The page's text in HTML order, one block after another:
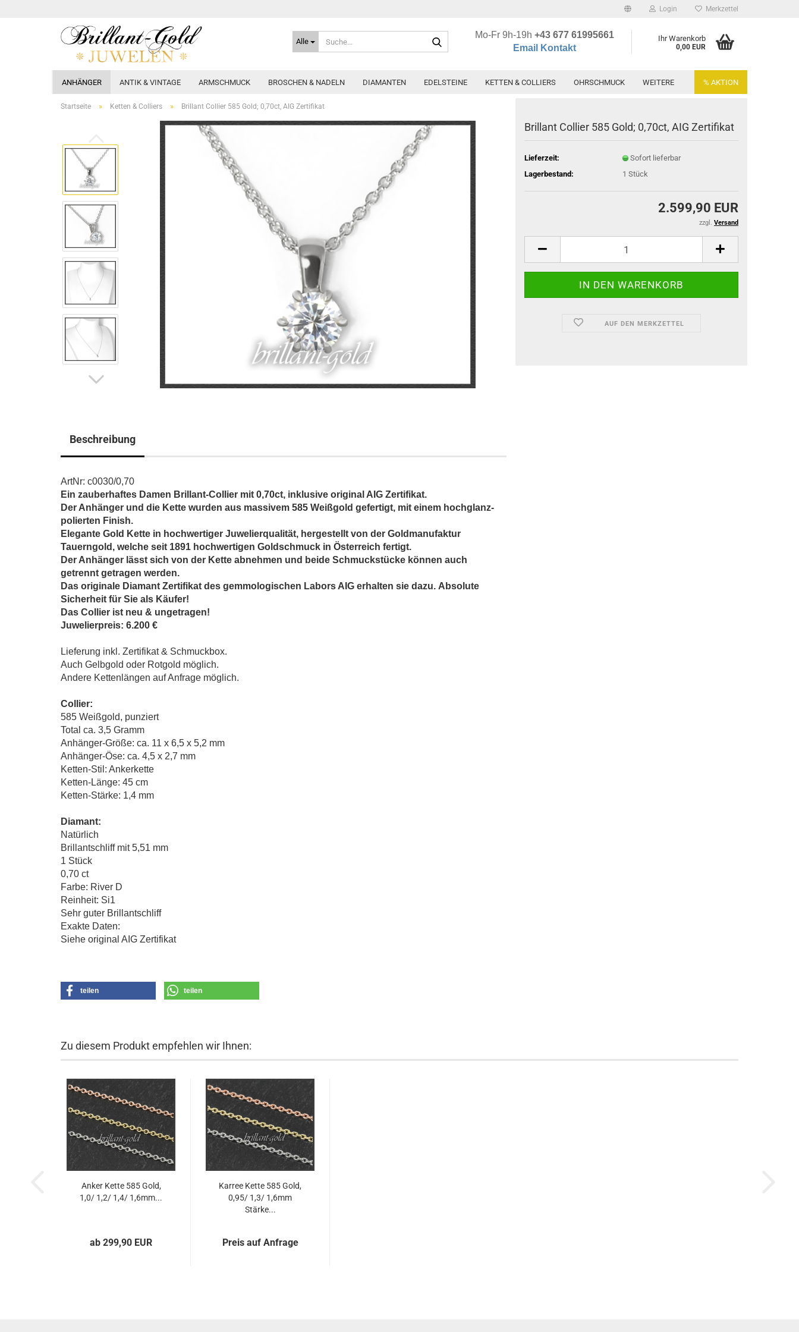
Login Merkzettel
Alle
Mo-Fr 9h-19h +43 677 61995661
Email Kontakt
Ihr Warenkorb
0,00 EUR
ANHÄNGER ANTIK & VINTAGE ARMSCHMUCK BROSCHEN & NADELN DIAMANTEN EDELSTEINE KETTEN & COLLIERS OHRSCHMUCK % AKTION
WEITERE
Startseite » Ketten & Colliers » Brillant Collier 585 Gold; 0,70ct, AIG Zertifikat
Brillant Collier 585 Gold; 0,70ct, AIG Zertifikat
Lieferzeit:
Sofort lieferbar
Lagerbestand:
1 Stück
2.599,90 EUR
zzgl. Versand
AUF DEN MERKZETTEL
Beschreibung
ArtNr: c0030/0,70
Ein zauberhaftes Damen Brillant-Collier mit 0,70ct, inklusive original AIG Zertifikat.
Der Anhänger und die Kette wurden aus massivem 585 Weißgold gefertigt, mit einem hochglanz-
polierten Finish.
Elegante Gold Kette in hochwertiger Juwelierqualität, hergestellt von der Goldmanufaktur
Tauerngold, welche seit 1891 hochwertigen Goldschmuck in Österreich fertigt.
Der Anhänger lässt sich von der Kette abnehmen und beide Schmuckstücke können auch
getrennt getragen werden.
Das originale Diamant Zertifikat des gemmologischen Labors AIG erhalten sie dazu. Absolute
Sicherheit für Sie als Käufer!
Das Collier ist neu & ungetragen!
Juwelierpreis: 6.200 €
Lieferung inkl. Zertifikat & Schmuckbox.
Auch Gelbgold oder Rotgold möglich.
Andere Kettenlängen auf Anfrage möglich.
Collier:
585 Weißgold, punziert
Total ca. 3,5 Gramm
Anhänger-Größe: ca. 11 x 6,5 x 5,2 mm
Anhänger-Öse: ca. 4,5 x 2,7 mm
Ketten-Stil: Ankerkette
Ketten-Länge: 45 cm
Ketten-Stärke: 1,4 mm
Diamant:
Natürlich
Brillantschliff mit 5,51 mm
1 Stück
0,70 ct
Farbe: River D
Reinheit: Si1
Sehr guter Brillantschliff
Exakte Daten:
Siehe original AIG Zertifikat
teilen teilen
Zu diesem Produkt empfehlen wir Ihnen:
Anker Kette 585 Gold,
1,0/ 1,2/ 1,4/ 1,6mm...
ab 299,90 EUR
Karree Kette 585 Gold,
0,95/ 1,3/ 1,6mm
Stärke...
Preis auf Anfrage